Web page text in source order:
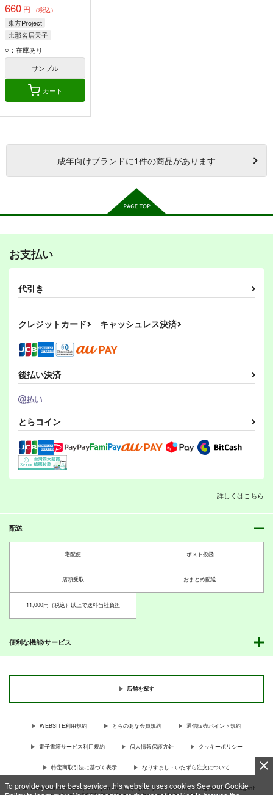
To provide you the best service, this website uses cookies.See our Cookie
660 円 （税込）
東方Project
比那名居天子
古明地さとり
ヘカーティア・ラピスラズリ
○：在庫あり
サンプル
カート
成年向けブランドに1件の商品があります
お支払い
代引き
クレジットカード キャッシュレス決済
後払い決済
とらコイン
詳しくはこちら
配送
宅配便 ポスト投函
店頭受取 おまとめ配送
11,000円（税込）以上で送料当社負担
便利な機能/サービス
店舗を探す
WEBSITE利用規約 とらのあな会員規約 通信販売ポイント規約
電子書籍サービス利用規約 個人情報保護方針 クッキーポリシー
特定商取引法に基づく表示 なりすまし・いたずら注文について
For Overseas customer, now you can ship your purchases by using purchases agent